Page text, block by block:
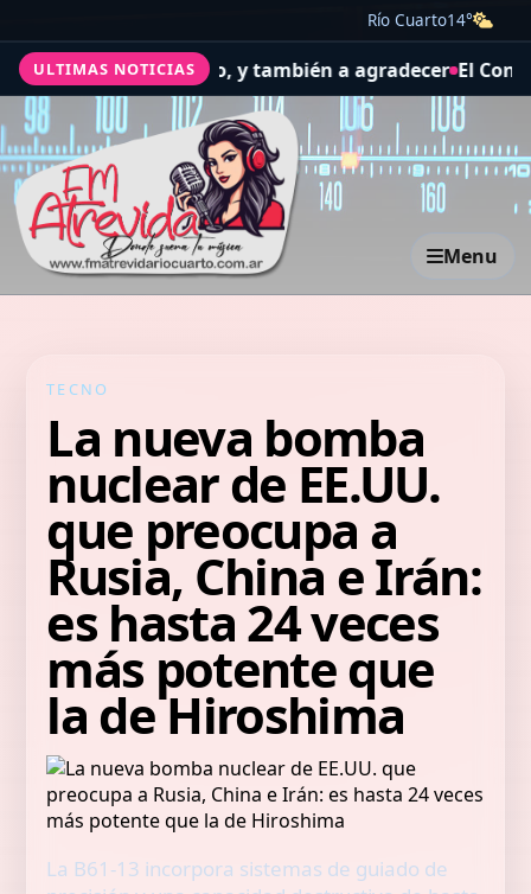
Río Cuarto14°
ULTIMAS NOTICIAS
el trabajo, y también a agradecer El Concejo
Menu
TECNO
La nueva bomba
nuclear de EE.UU.
que preocupa a
Rusia, China e Irán:
es hasta 24 veces
más potente que
la de Hiroshima
La B61-13 incorpora sistemas de guiado de